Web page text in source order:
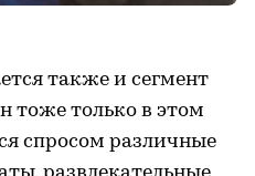
также и сегмент
тоже только в этом
спросом различные